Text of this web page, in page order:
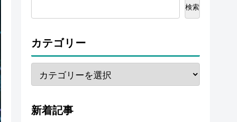
検索
カテゴリー
新着記事